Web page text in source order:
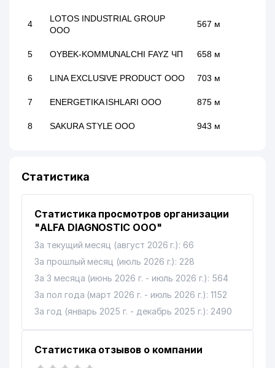
4
LOTOS INDUSTRIAL GROUP
ООО
567 м
5 OYBEK-KOMMUNALCHI FAYZ ЧП 658 м
6 LINA EXCLUSIVE PRODUCT ООО 703 м
7 ENERGETIKA ISHLARI ООО 875 м
8 SAKURA STYLE ООО 943 м
Статистика
Статистика просмотров организации
"ALFA DIAGNOSTIC ООО"
За текущий месяц (август 2026 г.): 66
За прошлый месяц (июль 2026 г.): 228
За 3 месяца (июнь 2026 г. - июль 2026 г.): 564
За пол года (март 2026 г. - июль 2026 г.): 1152
За год (январь 2025 г. - декабрь 2025 г.): 2490
Статистика отзывов о компании